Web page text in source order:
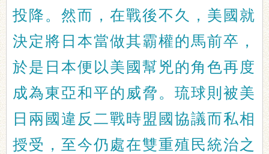
投降。然而，在戰後不久，美國就
決定將日本當做其霸權的馬前卒，
於是日本便以美國幫兇的角色再度
成為東亞和平的威脅。琉球則被美
日兩國違反二戰時盟國協議而私相
授受，至今仍處在雙重殖民統治之